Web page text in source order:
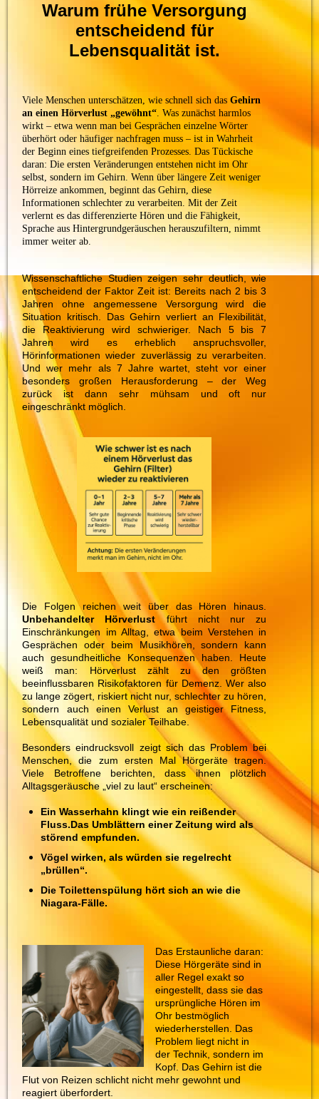
Warum frühe Versorgung
entscheidend für
Lebensqualität ist.
Viele Menschen unterschätzen, wie schnell sich dasGehirn
an einen Hörverlust „gewöhnt“ . Was zunächst harmlos
wirkt – etwa wenn man bei Gesprächen einzelne Wörter
überhört oder häufiger nachfragen muss – ist in Wahrheit
der Beginn eines tiefgreifenden Prozesses. Das Tückische
daran: Die ersten Veränderungen entstehen nicht im Ohr
selbst, sondern im Gehirn. Wenn über längere Zeit weniger
Hörreize ankommen, beginnt das Gehirn, diese
Informationen schlechter zu verarbeiten. Mit der Zeit
verlernt es das differenzierte Hören und die Fähigkeit,
Sprache aus Hintergrundgeräuschen herauszufiltern, nimmt
immer weiter ab.
Wissenschaftliche Studien zeigen sehr deutlich, wie
entscheidend der Faktor Zeit ist: Bereits nach 2 bis 3
Jahren ohne angemessene Versorgung wird die
Situation kritisch. Das Gehirn verliert an Flexibilität,
die Reaktivierung wird schwieriger. Nach 5 bis 7
Jahren wird es erheblich anspruchsvoller,
Hörinformationen wieder zuverlässig zu verarbeiten.
Und wer mehr als 7 Jahre wartet, steht vor einer
besonders großen Herausforderung – der Weg
zurück ist dann sehr mühsam und oft nur
eingeschränkt möglich.
Die Folgen reichen weit über das Hören hinaus.
Unbehandelter Hörverlust führt nicht nur zu
Einschränkungen im Alltag, etwa beim Verstehen in
Gesprächen oder beim Musikhören, sondern kann
auch gesundheitliche Konsequenzen haben. Heute
weiß man: Hörverlust zählt zu den größten
beeinflussbaren Risikofaktoren für Demenz. Wer also
zu lange zögert, riskiert nicht nur, schlechter zu hören,
sondern auch einen Verlust an geistiger Fitness,
Lebensqualität und sozialer Teilhabe.
Besonders eindrucksvoll zeigt sich das Problem bei
Menschen, die zum ersten Mal Hörgeräte tragen.
Viele Betroffene berichten, dass ihnen plötzlich
Alltagsgeräusche „viel zu laut“ erscheinen:
Ein Wasserhahn klingt wie ein reißender
Fluss.Das Umblättern einer Zeitung wird als
störend empfunden.
Vögel wirken, als würden sie regelrecht
„brüllen“.
Die Toilettenspülung hört sich an wie die
Niagara-Fälle.
Das Erstaunliche daran:
Diese Hörgeräte sind in
aller Regel exakt so
eingestellt, dass sie das
ursprüngliche Hören im
Ohr bestmöglich
wiederherstellen. Das
Problem liegt nicht in
der Technik, sondern im
Kopf. Das Gehirn ist die
Flut von Reizen schlicht nicht mehr gewohnt und
reagiert überfordert.